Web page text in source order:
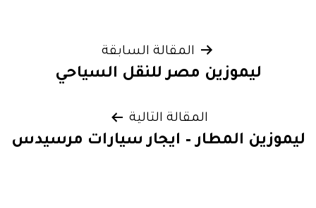
المقالات
المقالة السابقة
ليموزين مصر للنقل السياحي
المقالة التالية
ليموزين المطار – ايجار سيارات مرسيدس